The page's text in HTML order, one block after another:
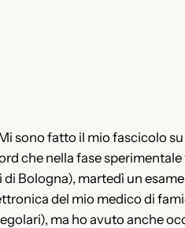
sono fatto il mio fascicolo
che nella fase
Bologna), martedì un
del mio medico di
ma ho avuto anche